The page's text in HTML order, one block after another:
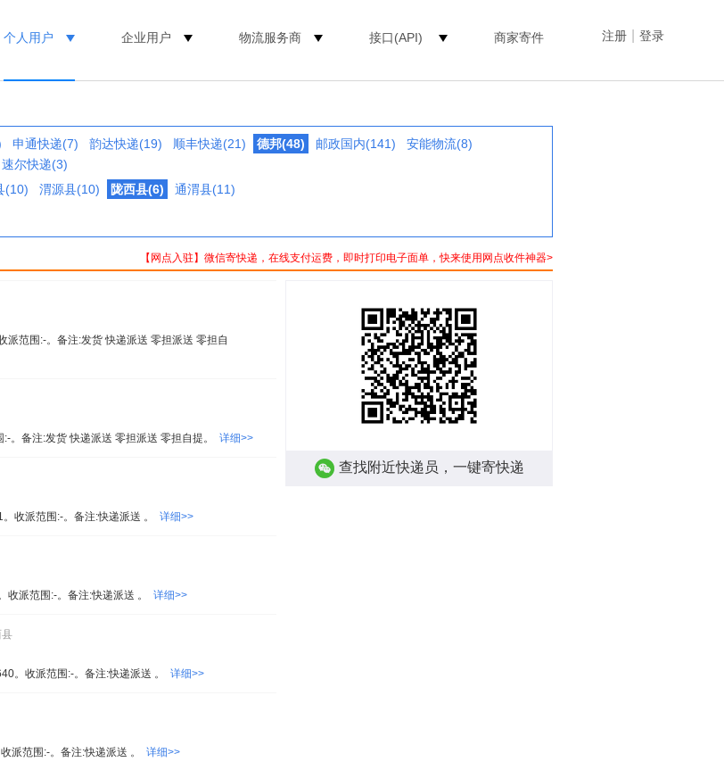
注册 登录
个人用户 企业用户 物流服务商 接口(API) 商家寄件
申通快递(7) 韵达快递(19) 顺丰快递(21) 德邦(48) 邮政国内(141)
安能物流(8)
速尔快递(3)
(10) 渭源县(10) 陇西县(6)
通渭县(11)
【网点入驻】微信寄快递，在线支付运费，即时打印电子面单，快来使用网点收件神器>
派范围:-。备注:发货 快递派送 零担派送 零担自
。备注:发货 快递派送 零担派送 零担自提。 详细>>
收派范围:-。备注:快递派送 。 详细>>
收派范围:-。备注:快递派送 。 详细>>
。收派范围:-。备注:快递派送 。 详细>>
派范围:-。备注:快递派送 。 详细>>
查找附近快递员，一键寄快递